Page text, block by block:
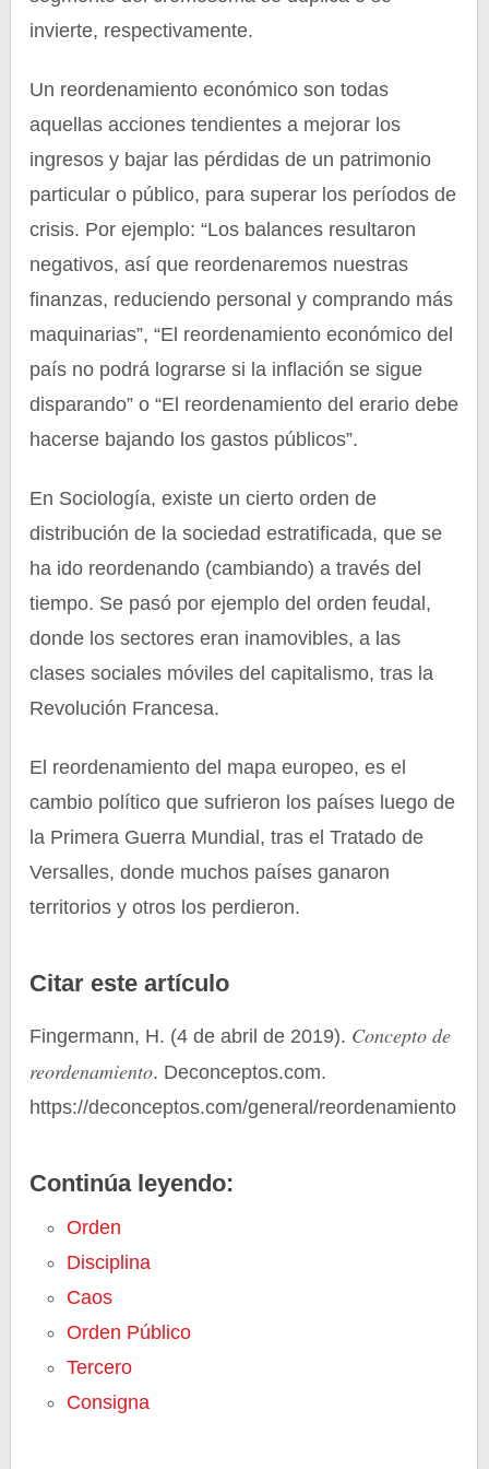
invierte, respectivamente.
Un reordenamiento económico son todas
aquellas acciones tendientes a mejorar los
ingresos y bajar las pérdidas de un patrimonio
particular o público, para superar los períodos de
crisis. Por ejemplo: “Los balances resultaron
negativos, así que reordenaremos nuestras
finanzas, reduciendo personal y comprando más
maquinarias”, “El reordenamiento económico del
país no podrá lograrse si la inflación se sigue
disparando” o “El reordenamiento del erario debe
hacerse bajando los gastos públicos”.
En Sociología, existe un cierto orden de
distribución de la sociedad estratificada, que se
ha ido reordenando (cambiando) a través del
tiempo. Se pasó por ejemplo del orden feudal,
donde los sectores eran inamovibles, a las
clases sociales móviles del capitalismo, tras la
Revolución Francesa.
El reordenamiento del mapa europeo, es el
cambio político que sufrieron los países luego de
la Primera Guerra Mundial, tras el Tratado de
Versalles, donde muchos países ganaron
territorios y otros los perdieron.
Citar este artículo
Fingermann, H. (4 de abril de 2019). Concepto de
reordenamiento. Deconceptos.com.
https://deconceptos.com/general/reordenamiento
Continúa leyendo:
Orden
Disciplina
Caos
Orden Público
Tercero
Consigna